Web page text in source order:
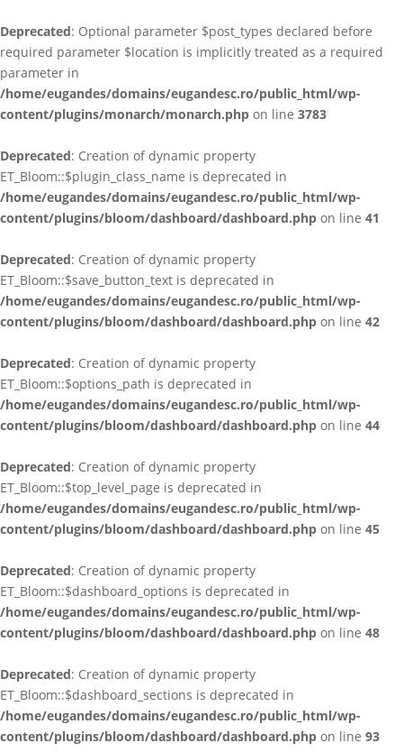
Deprecated: Optional parameter $post_types declared before
required parameter $location is implicitly treated as a required
parameter in
/home/eugandes/domains/eugandesc.ro/public_html/wp-
content/plugins/monarch/monarch.php on line 3783
Deprecated: Creation of dynamic property
ET_Bloom::$plugin_class_name is deprecated in
/home/eugandes/domains/eugandesc.ro/public_html/wp-
content/plugins/bloom/dashboard/dashboard.php on line 41
Deprecated: Creation of dynamic property
ET_Bloom::$save_button_text is deprecated in
/home/eugandes/domains/eugandesc.ro/public_html/wp-
content/plugins/bloom/dashboard/dashboard.php on line 42
Deprecated: Creation of dynamic property
ET_Bloom::$options_path is deprecated in
/home/eugandes/domains/eugandesc.ro/public_html/wp-
content/plugins/bloom/dashboard/dashboard.php on line 44
Deprecated: Creation of dynamic property
ET_Bloom::$top_level_page is deprecated in
/home/eugandes/domains/eugandesc.ro/public_html/wp-
content/plugins/bloom/dashboard/dashboard.php on line 45
Deprecated: Creation of dynamic property
ET_Bloom::$dashboard_options is deprecated in
/home/eugandes/domains/eugandesc.ro/public_html/wp-
content/plugins/bloom/dashboard/dashboard.php on line 48
Deprecated: Creation of dynamic property
ET_Bloom::$dashboard_sections is deprecated in
/home/eugandes/domains/eugandesc.ro/public_html/wp-
content/plugins/bloom/dashboard/dashboard.php on line 93